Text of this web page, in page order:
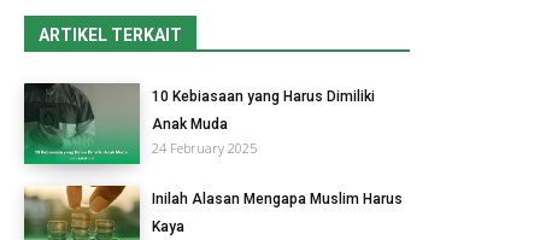
ARTIKEL TERKAIT
10 Kebiasaan yang Harus Dimiliki
Anak Muda
24 February 2025
Inilah Alasan Mengapa Muslim Harus
Kaya